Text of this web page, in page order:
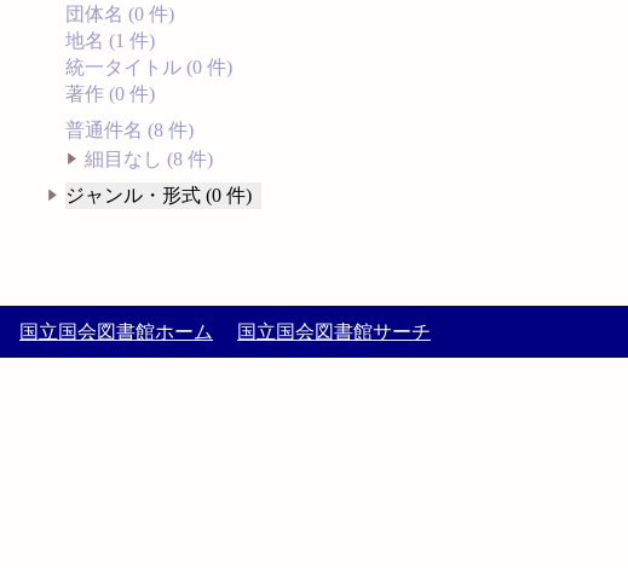
団体名 (0 件)
地名 (1 件)
統一タイトル (0 件)
著作 (0 件)
普通件名 (8 件)
細目なし (8 件)
ジャンル・形式 (0 件)
国立国会図書館ホーム 国立国会図書館サーチ